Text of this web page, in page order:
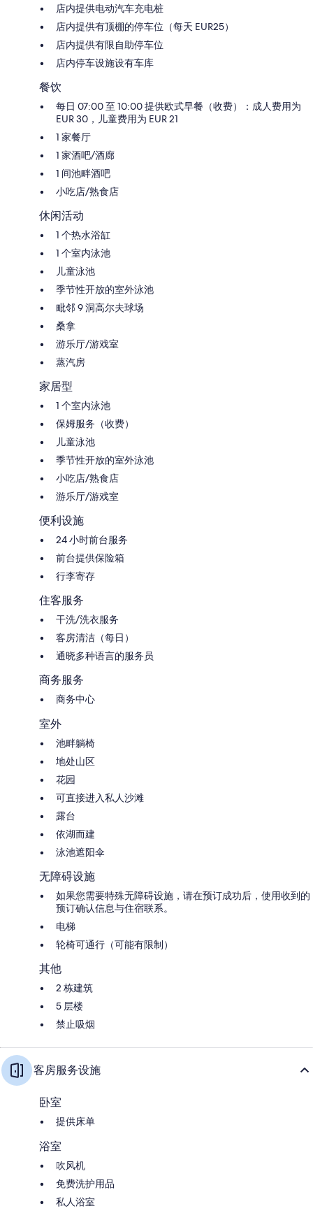
店内提供电动汽车充电桩
店内提供有顶棚的停车位（每天 EUR25）
店内提供有限自助停车位
店内停车设施设有车库
餐饮
每日 07:00 至 10:00 提供欧式早餐（收费）：成人费用为
EUR 30，儿童费用为 EUR 21
1 家餐厅
1 家酒吧/酒廊
1 间池畔酒吧
小吃店/熟食店
休闲活动
1 个热水浴缸
1 个室内泳池
儿童泳池
季节性开放的室外泳池
毗邻 9 洞高尔夫球场
桑拿
游乐厅/游戏室
蒸汽房
家居型
1 个室内泳池
保姆服务（收费）
儿童泳池
季节性开放的室外泳池
小吃店/熟食店
游乐厅/游戏室
便利设施
24 小时前台服务
前台提供保险箱
行李寄存
住客服务
干洗/洗衣服务
客房清洁（每日）
通晓多种语言的服务员
商务服务
商务中心
室外
池畔躺椅
地处山区
花园
可直接进入私人沙滩
露台
依湖而建
泳池遮阳伞
无障碍设施
如果您需要特殊无障碍设施，请在预订成功后，使用收到的
预订确认信息与住宿联系。
电梯
轮椅可通行（可能有限制）
其他
2 栋建筑
5 层楼
禁止吸烟
客房服务设施
卧室
提供床单
浴室
吹风机
免费洗护用品
私人浴室